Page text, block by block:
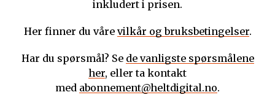
inkludert i prisen.
Her finner du våre vilkår og bruksbetingelser.
Har du spørsmål? Se de vanligste spørsmålene
her, eller ta kontakt
med abonnement@heltdigital.no.